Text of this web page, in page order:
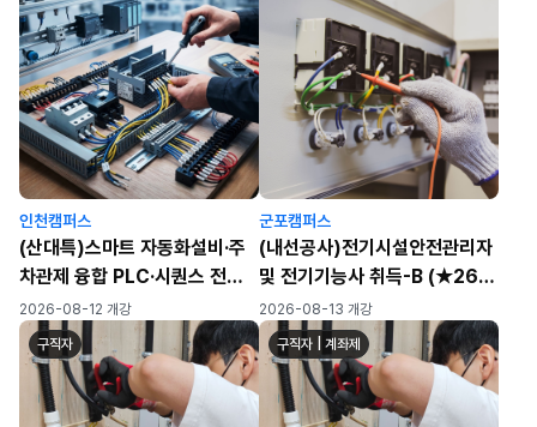
인천캠퍼스
(산대특)스마트 자동화설비·주
차관제 융합 PLC·시퀀스 전기
자동제어 실무자 양성과정(육
성/일반)
2026-08-12 개강
군포캠퍼스
(내선공사)전기시설안전관리자
및 전기기능사 취득-B (★26년
4회차 필기/실기 대비)
2026-08-13 개강
구직자 구직자 | 계좌제